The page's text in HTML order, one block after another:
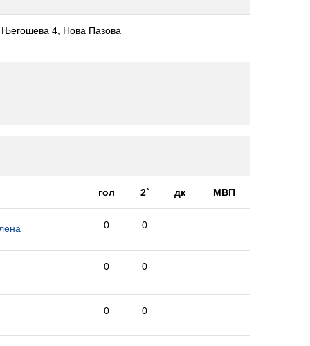
4, Нова Пазова
гол 2` дк МВП
0 0
0 0
0 0